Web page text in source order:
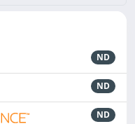
ND
ND
ND